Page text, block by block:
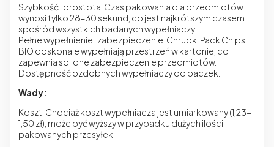
Szybkość i prostota: Czas pakowania dla przedmiotów
wynosi tylko 28-30 sekund, co jest najkrótszym czasem
spośród wszystkich badanych wypełniaczy.
Pełne wypełnienie i zabezpieczenie: Chrupki Pack Chips
BIO doskonale wypełniają przestrzeń w kartonie, co
zapewnia solidne zabezpieczenie przedmiotów.
Dostępnośćozdobnych wypełniaczy do paczek
Wady:
Koszt: Chociaż koszt wypełniacza jest umiarkowany (1,23-
1,50 zł), może być wyższy w przypadku dużych ilości
pakowanych przesyłek.